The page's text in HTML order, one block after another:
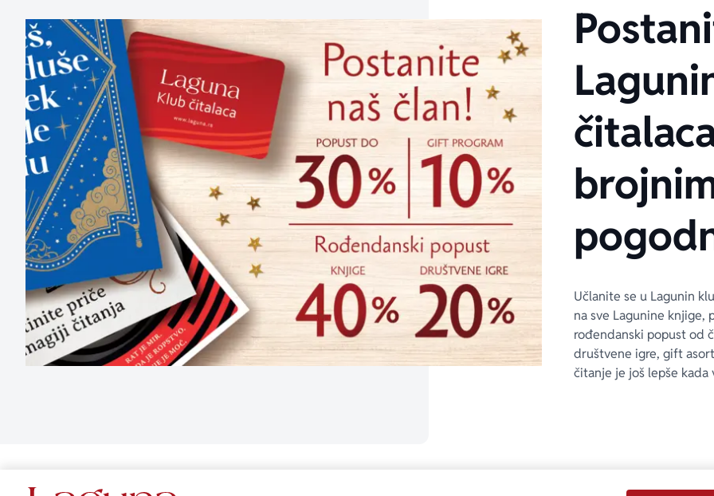
Učlanite se u Lagunin
na sve Lagunine knjige,
rođendanski popust od
društvene igre, gift
čitanje je još lepše kada